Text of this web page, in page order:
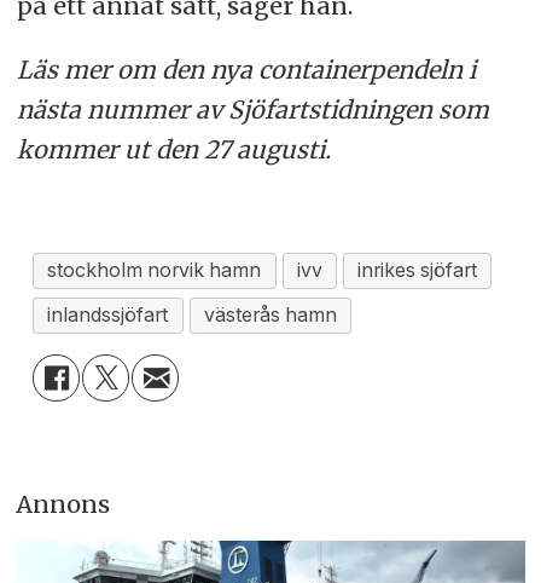
Läs mer om den nya containerpendeln i
nästa nummer av Sjöfartstidningen som
kommer ut den 27 augusti.
stockholm norvik hamn ivv
inrikes sjöfart
inlandssjöfart
västerås hamn
Annons